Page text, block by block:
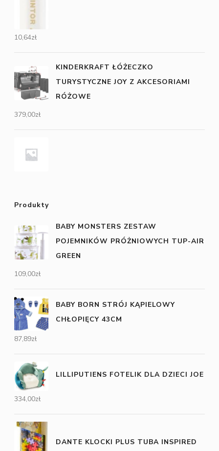
10,64zł
KINDERKRAFT ŁÓŻECZKO
TURYSTYCZNE JOY Z AKCESORIAMI
RÓŻOWE
379,00zł
Produkty
BABY MONSTERS ZESTAW
POJEMNIKÓW PRÓŻNIOWYCH TUP-AIR
GREEN
109,00zł
BABY BORN STRÓJ KĄPIELOWY
CHŁOPIĘCY 43CM
87,89zł
LILLIPUTIENS FOTELIK DLA DZIECI JOE
334,00zł
DANTE KLOCKI PLUS TUBA INSPIRED